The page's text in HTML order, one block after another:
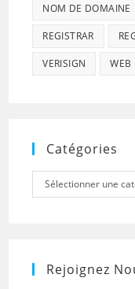
NOM DE DOMAINE
REGISTRAR
VERISIGN WEB
Catégories
Catégories
Sélectionner une
Rejoignez